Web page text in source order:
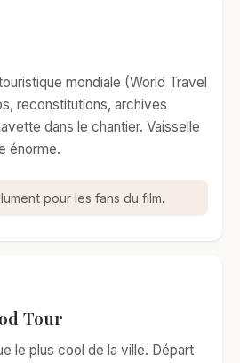
mondiale (World Travel
reconstitutions, archives
dans le chantier. Vaisselle
énorme.
pour les fans du film.
Tour
le plus cool de la ville. Départ